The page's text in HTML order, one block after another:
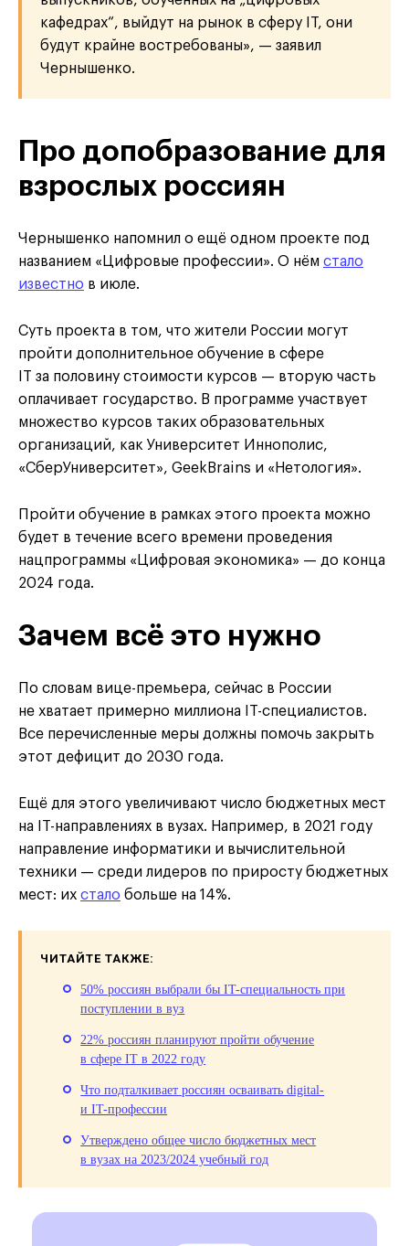
кафедрах“, выйдут на рынок в сферу IT, они
будут крайне востребованы», — заявил
Чернышенко.
Про допобразование для
взрослых россиян
Чернышенко напомнил о ещё одном проекте под
названием «Цифровые профессии». О нём стало
известно в июле.
Суть проекта в том, что жители России могут
пройти дополнительное обучение в сфере
IT за половину стоимости курсов — вторую часть
оплачивает государство. В программе участвует
множество курсов таких образовательных
организаций, как Университет Иннополис,
«СберУниверситет», GeekBrains и «Нетология».
Пройти обучение в рамках этого проекта можно
будет в течение всего времени проведения
нацпрограммы «Цифровая экономика» — до конца
2024 года.
Зачем всё это нужно
По словам вице-премьера, сейчас в России
не хватает примерно миллиона IT-специалистов.
Все перечисленные меры должны помочь закрыть
этот дефицит до 2030 года.
Ещё для этого увеличивают число бюджетных мест
на IT-направлениях в вузах. Например, в 2021 году
направление информатики и вычислительной
техники — среди лидеров по приросту бюджетных
мест: их стало больше на 14%.
ЧИТАЙТЕ ТАКЖЕ:
50% россиян выбрали бы IT-специальность при
поступлении в вуз
22% россиян планируют пройти обучение
в сфере IT в 2022 году
Что подталкивает россиян осваивать digital-
и IT-профессии
Утверждено общее число бюджетных мест
в вузах на 2023/2024 учебный год